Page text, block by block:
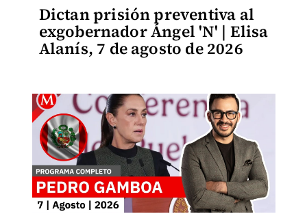
Dictan prisión preventiva al
exgobernador Ángel 'N' | Elisa
Alanís, 7 de agosto de 2026